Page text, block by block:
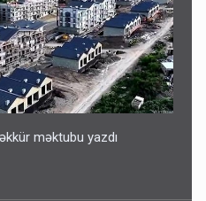
məktubu yazdı